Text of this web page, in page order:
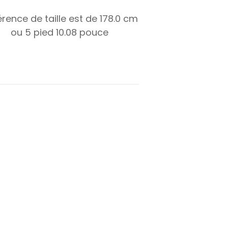
de taille est de178.0 cm
ou 5 pied10.08 pouce